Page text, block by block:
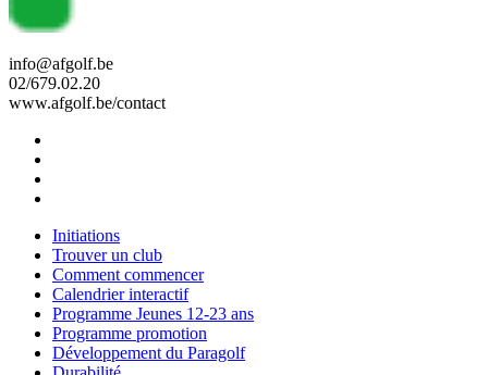
info@afgolf.be
02/679.02.20
www.afgolf.be/contact
Initiations
Trouver un club
Comment commencer
Calendrier interactif
Programme Jeunes 12-23 ans
Programme promotion
Développement du Paragolf